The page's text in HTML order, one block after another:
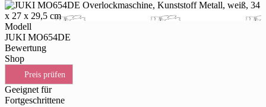
Modell
JUKI MO654DE
Bewertung
Shop
Preis prüfen
Geeignet für
Fortgeschrittene